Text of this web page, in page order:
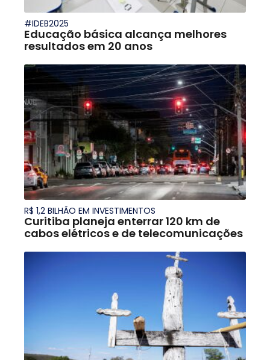
#IDEB2025
Educação básica alcança melhores
resultados em 20 anos
R$ 1,2 BILHÃO EM INVESTIMENTOS
Curitiba planeja enterrar 120 km de
cabos elétricos e de telecomunicações